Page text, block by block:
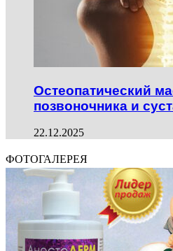
Остеопатический
позвоночника и
22.12.2025
ФОТОГАЛЕРЕЯ